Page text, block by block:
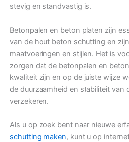
stevig en standvastig is.
Betonpalen en beton platen zijn
van de hout beton schutting en
maatvoeringen en stijlen. Het is
zorgen dat de betonpalen en
kwaliteit zijn en op de juiste wijze
de duurzaamheid en stabiliteit van
verzekeren.
Als u op zoek bent naar nieuwe
schutting maken, kunt u op